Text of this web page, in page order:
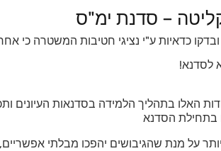
– סדנת ימ"ס
כדאיות ע"י נציגי חטיבות המשטרה כי
לסדנא!
האלו בתהליך הלמידה בסדנאות העיונים
בתחילת הסדנא
על מנת שהגיבושים יהפכו מבלתי